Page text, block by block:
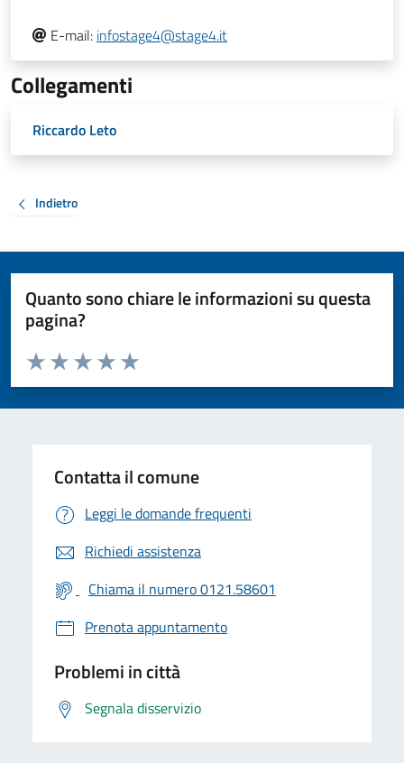
E-mail: infostage4@stage4.it
Collegamenti
Riccardo Leto
Indietro
Quanto sono chiare le informazioni su questa
pagina?
Valuta da 1 a 5 stelle la pagina
Valuta 5 stelle su 5
Valuta 4 stelle su 5
Valuta 3 stelle su 5
Valuta 2 stelle su 5
Valuta 1 stelle su 5
Contatta il comune
Leggi le domande frequenti
Richiedi assistenza
Chiama il numero 0121.58601
Prenota appuntamento
Problemi in città
Segnala disservizio